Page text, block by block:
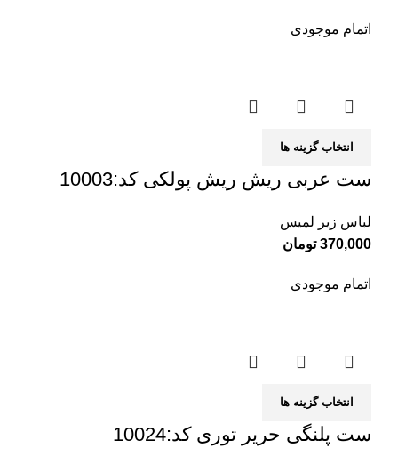
اتمام موجودی
انتخاب گزینه ها
ست عربی ریش ریش پولکی کد:10003
لباس زیر لمیس
370,000 تومان
اتمام موجودی
انتخاب گزینه ها
ست پلنگی حریر توری کد:10024